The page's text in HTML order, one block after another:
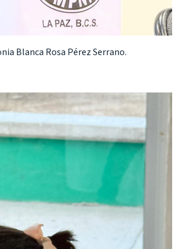
Blanca Rosa Pérez Serrano.